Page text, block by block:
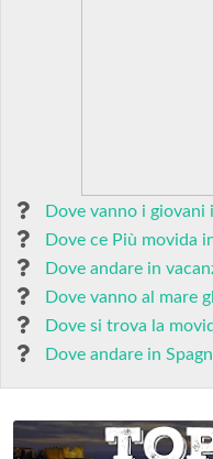
Dove vanno i giovani
Dove ce Più movida
Dove andare in
Dove vanno al mare
Dove si trova la
Dove andare in